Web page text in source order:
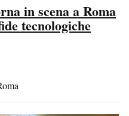
in scena a Roma
tecnologiche